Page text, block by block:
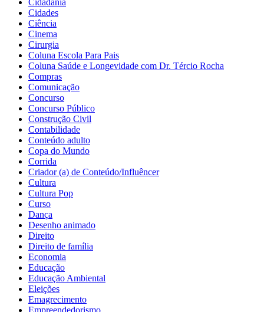
Cidades
Ciência
Cinema
Cirurgia
Coluna Escola Para Pais
Coluna Saúde e Longevidade com Dr. Tércio Rocha
Compras
Comunicação
Concurso
Concurso Público
Construção Civil
Contabilidade
Conteúdo adulto
Copa do Mundo
Corrida
Criador (a) de Conteúdo/Influêncer
Cultura
Cultura Pop
Curso
Dança
Desenho animado
Direito
Direito de família
Economia
Educação
Educação Ambiental
Eleições
Emagrecimento
Empreendedorismo